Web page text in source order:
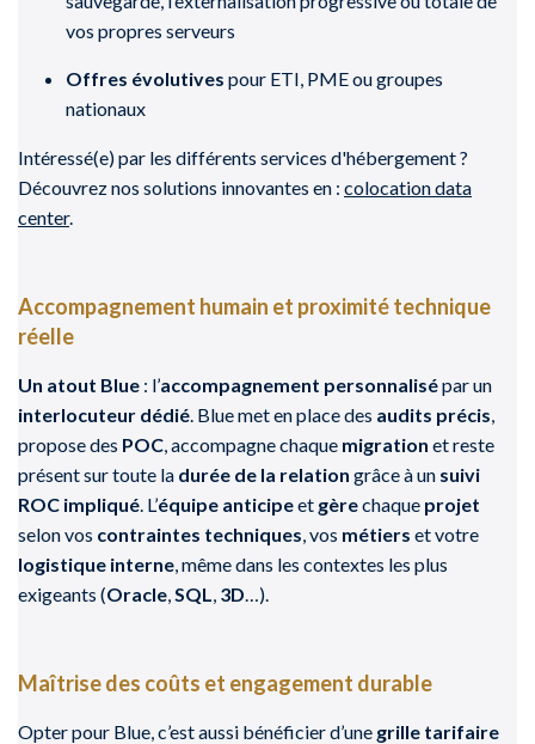
vos propres serveurs
Offres évolutives pour ETI, PME ou groupes
nationaux
Intéressé(e) par les différents services d'hébergement ?
Découvrez nos solutions innovantes en : colocation data
center.
Accompagnement humain et proximité technique
réelle
Un atout Blue : l’accompagnement personnalisépar un
interlocuteur dédié. Blue met en place des audits précis,
propose des POC, accompagne chaque migration et reste
présent sur toute la durée de la relation grâce à un suivi
ROC impliqué. L’équipe anticipeet gèrechaque projet
selon vos contraintes techniques, vos métiers et votre
logistique interne, même dans les contextes les plus
exigeants (Oracle,SQL, 3D…).
Maîtrise des coûts et engagement durable
Opter pour Blue, c’est aussi bénéficier d’une grille tarifaire